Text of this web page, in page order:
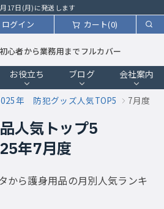
17日(月)に発送します
カート(0)
ログイン
心者から業務用までフルカバー
お役立ち ブログ 会社案内
年 防犯グッズ人気TOP5 7月度
人気トップ5
年7月度
から護身用品の月別人気ランキ